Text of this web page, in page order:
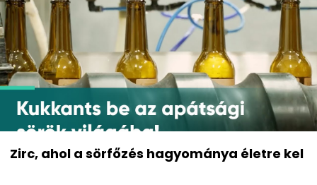
Zirc, ahol a sörfőzés hagyománya életre kel